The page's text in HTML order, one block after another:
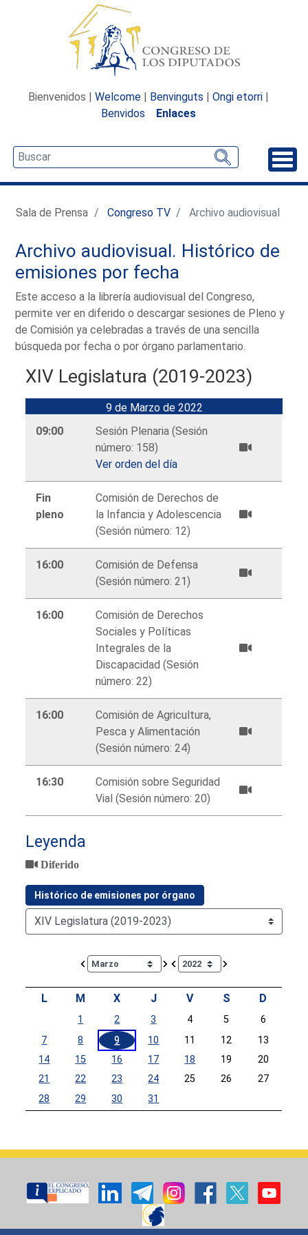
Bienvenidos | Welcome | Benvinguts | Ongi etorri |
Benvidos
Enlaces
Sala de Prensa Congreso TV Archivo audiovisual
Archivo audiovisual. Histórico de
emisiones por fecha
Este acceso a la librería audiovisual del Congreso,
permite ver en diferido o descargar sesiones de Pleno y
de Comisión ya celebradas a través de una sencilla
búsqueda por fecha o por órgano parlamentario.
XIV Legislatura (2019-2023)
9 de Marzo de 2022
09:00
Sesión Plenaria (Sesión
número: 158)
Ver orden del día
Fin
pleno
Comisión de Derechos de
la Infancia y Adolescencia
(Sesión número: 12)
16:00
Comisión de Defensa
(Sesión número: 21)
16:00
Comisión de Derechos
Sociales y Políticas
Integrales de la
Discapacidad (Sesión
número: 22)
16:00
Comisión de Agricultura,
Pesca y Alimentación
(Sesión número: 24)
16:30
Comisión sobre Seguridad
Vial (Sesión número: 20)
Leyenda
Diferido
Histórico de emisiones por órgano
Calendar io de actividades. Doce Legislatura
L M X J V S D
1 2 3 4 5
6
7
8 9 10 11 12
13
14
15 16 17 18 19
20
21
22 23 24 25 26
27
28
29 30 31